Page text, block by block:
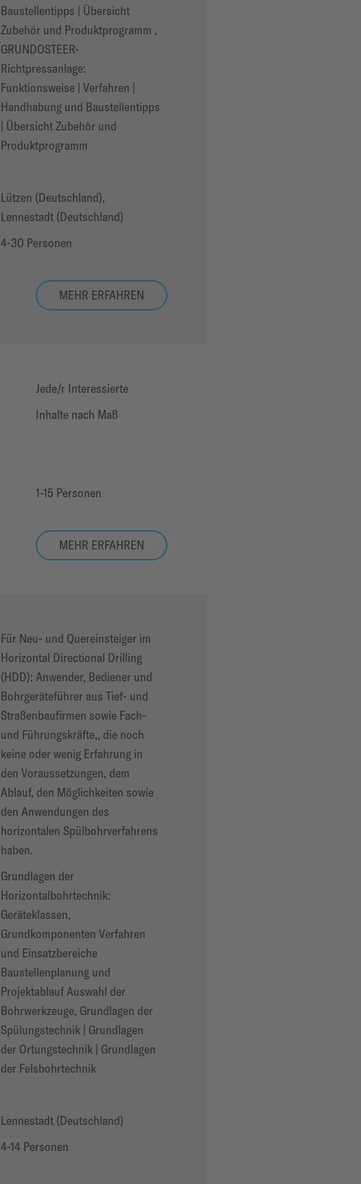
Baustellentipps | Übersicht
Zubehör und Produktprogramm ,
GRUNDOSTEER-
Richtpressanlage:
Funktionsweise | Verfahren |
Handhabung und Baustellentipps
| Übersicht Zubehör und
Produktprogramm
Lützen (Deutschland),
Lennestadt (Deutschland)
4-30 Personen
MEHR ERFAHREN
Jede/r Interessierte
Inhalte nach Maß
1-15 Personen
MEHR ERFAHREN
Für Neu- und Quereinsteiger im
Horizontal Directional Drilling
(HDD): Anwender, Bediener und
Bohrgeräteführer aus Tief- und
Straßenbaufirmen sowie Fach-
und Führungskräfte,, die noch
keine oder wenig Erfahrung in
den Voraussetzungen, dem
Ablauf, den Möglichkeiten sowie
den Anwendungen des
horizontalen Spülbohrverfahrens
haben.
Grundlagen der
Horizontalbohrtechnik:
Geräteklassen,
Grundkomponenten Verfahren
und Einsatzbereiche
Baustellenplanung und
Projektablauf Auswahl der
Bohrwerkzeuge, Grundlagen der
Spülungstechnik | Grundlagen
der Ortungstechnik | Grundlagen
der Felsbohrtechnik
Lennestadt (Deutschland)
4-14 Personen